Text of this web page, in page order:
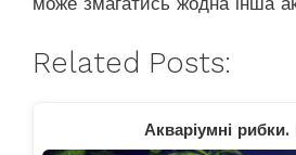
Related Posts:
Акваріумні рибки.